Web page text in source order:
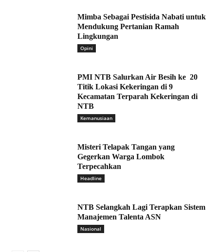
Mimba Sebagai Pestisida Nabati untuk
Mendukung Pertanian Ramah
Lingkungan
Opini
PMI NTB Salurkan Air Besih ke 20
Titik Lokasi Kekeringan di 9
Kecamatan Terparah Kekeringan di
NTB
Kemanusiaan
Misteri Telapak Tangan yang
Gegerkan Warga Lombok
Terpecahkan
Headline
NTB Selangkah Lagi Terapkan Sistem
Manajemen Talenta ASN
Nasional